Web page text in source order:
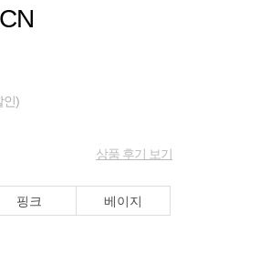
인)
상품 후기 보기
핑크
베이지